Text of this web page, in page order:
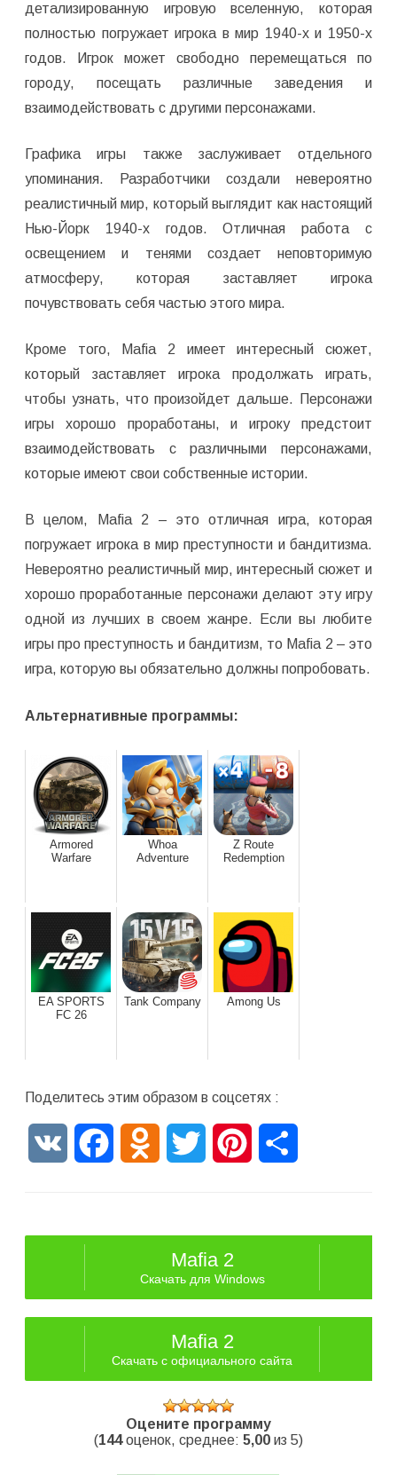
детализированную игровую вселенную, которая
полностью погружает игрока в мир 1940-х и 1950-х
годов. Игрок может свободно перемещаться по
городу, посещать различные заведения и
взаимодействовать с другими персонажами.
Графика игры также заслуживает отдельного
упоминания. Разработчики создали невероятно
реалистичный мир, который выглядит как настоящий
Нью-Йорк 1940-х годов. Отличная работа с
освещением и тенями создает неповторимую
атмосферу, которая заставляет игрока
почувствовать себя частью этого мира.
Кроме того, Mafia 2 имеет интересный сюжет,
который заставляет игрока продолжать играть,
чтобы узнать, что произойдет дальше. Персонажи
игры хорошо проработаны, и игроку предстоит
взаимодействовать с различными персонажами,
которые имеют свои собственные истории.
В целом, Mafia 2 – это отличная игра, которая
погружает игрока в мир преступности и бандитизма.
Невероятно реалистичный мир, интересный сюжет и
хорошо проработанные персонажи делают эту игру
одной из лучших в своем жанре. Если вы любите
игры про преступность и бандитизм, то Mafia 2 – это
игра, которую вы обязательно должны попробовать.
Альтернативные программы:
Armored
Warfare
Whoa
Adventure
Z Route
Redemption
EA SPORTS
FC 26
Tank Company Among Us
Поделитесь этим образом в соцсетях :
VK FacebookOdnoklassniki
Twitter Pinterest
Mafia 2
Скачать для Windows
Mafia 2
Скачать с официального сайта
Оцените программу
(144оценок, среднее: 5,00 из 5)